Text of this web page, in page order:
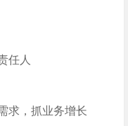
任人
求，抓业务增长